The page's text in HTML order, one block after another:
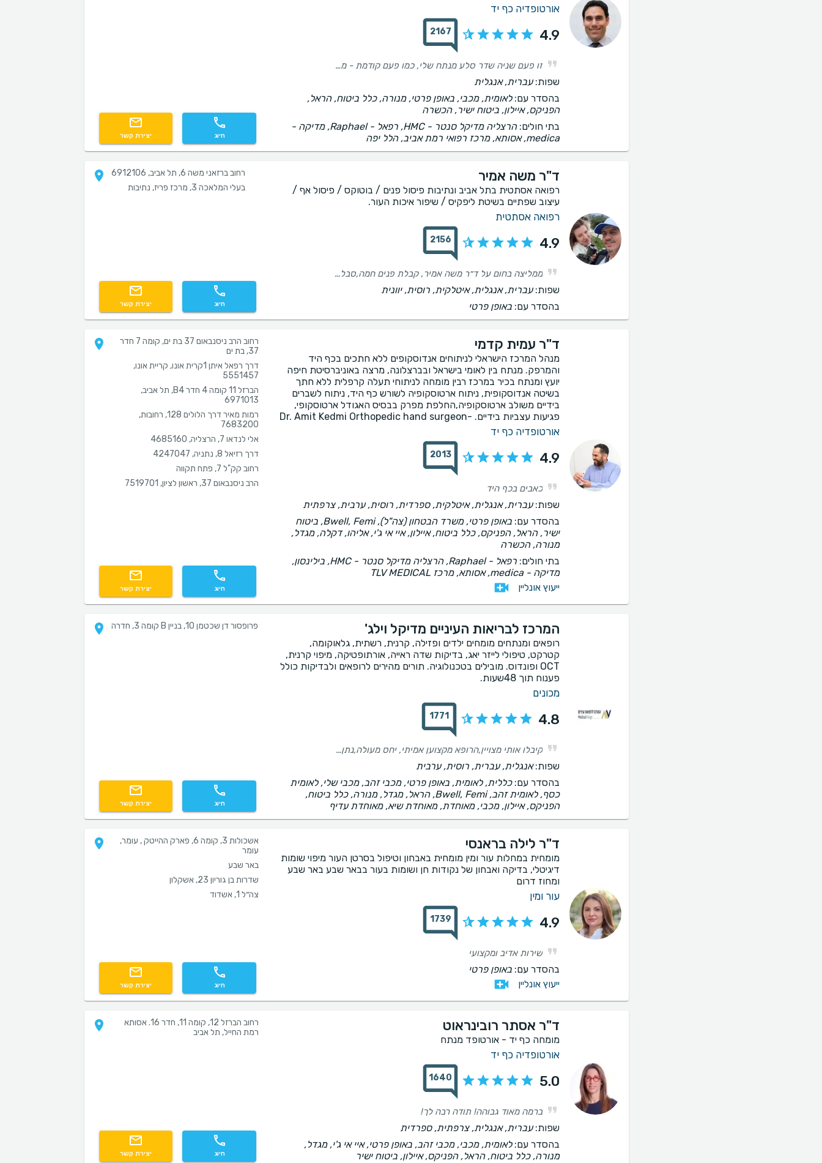
אורטופדיה כף יד
4.9
2167
זו פעם שניה שדר סלע מנתח שלי, כמו פעם קודמת - מסביר הכל לפני, תו״כ כדי ואחרי, אדיב, סבלני הכי חשוב מקצועי! הכל נעשה ברוגע, ויחד עם זאת בלי עיכובים מיותרים ציק צ׳אק! ממליצה מאד ותודה על הכל
שפות:עברית, אנגלית
בהסדר עם:לאומית, מכבי, באופן פרטי, מנורה, כלל ביטוח, הראל,
הפניקס, איילון, ביטוח ישיר, הכשרה
בתי חולים:
הרצליה מדיקל סנטר - HMC, רפאל - Raphael, ‫מדיקה -
medica, אסותא, מרכז רפואי רמת אביב, הלל יפה
חיוג יצירת קשר
ד"ר משה אמיר
רפואה אסתטית בתל אביב ונתיבות פיסול פנים / בוטוקס / פיסול אף /
עיצוב שפתיים בשיטת ליפקיס / שיפור איכות העור.
רפואה אסתטית
4.9
2156
ממליצה בחום על ד״ר משה אמיר, קבלת פנים חמה,סבלני ועולה מעל כל ציפייה, עבודה הכי מדויקת וברמה הכי גבוה שיצא לי לפגוש!
שפות:עברית, אנגלית, איטלקית, רוסית, יוונית
בהסדר עם: באופן פרטי
רחוב ברזאני משה 6, תל אביב, 6912106
בעלי המלאכה 3, מרכז פריז, נתיבות
חיוג יצירת קשר
ד"ר עמית קדמי
מנהל המרכז הישראלי לניתוחים אנדוסקופים ללא חתכים בכף היד
והמרפק. מנתח בין לאומי בישראל ובברצלונה, מרצה באוניברסיטת חיפה
יועץ ומנתח בכיר במרכז רבין מומחה לניתוחי תעלה קרפלית ללא חתך
בשיטה אנדוסקופית, ניתוח ארטוסקופיה לשורש כף היד, ניתוח לשברים
בידיים משולב ארטוסקופיה,החלפת מפרק בבסיס האגודל ארטוסקופי,
פגיעות עצביות בידיים. -Dr. Amit Kedmi Orthopedic hand surgeon
אורטופדיה כף יד
4.9
2013
כאבים בכף היד
שפות:עברית, אנגלית, איטלקית, ספרדית, רוסית, ערבית, צרפתית
בהסדר עם:
באופן פרטי, משרד הבטחון (צה"ל), Bwell, Femi, ביטוח
ישיר, הראל, הפניקס, כלל ביטוח, איילון, איי אי ג'י, אליהו, דקלה, מגדל,
מנורה, הכשרה
בתי חולים:
רפאל - Raphael, הרצליה מדיקל סנטר - HMC, בילינסון,
‫מדיקה - medica, אסותא, מרכז TLV MEDICAL
ייעוץ אונליין
רחוב הרב ניסנבאום 37 בת ים, קומה 7 חדר
37, בת ים
דרך רפאל איתן 1קרית אונו, קריית אונו,
5551457
הברזל 11 קומה 4 חדר B4, תל אביב,
6971013
רמות מאיר דרך הלולים 128, רחובות,
7683200
אלי לנדאו 7, הרצליה, 4685160
דרך רזיאל 8, נתניה, 4247047
רחוב קק"ל 7, פתח תקווה
הרב ניסנבאום 37, ראשון לציון, 7519701
חיוג יצירת קשר
המרכז לבריאות העיניים מדיקל וילג'
רופאים ומנתחים מומחים ילדים ופזילה, קרנית, רשתית, גלאוקומה,
קטרקט, טיפולי לייזר יאג, בדיקות שדה ראייה, אורתופטיקה, מיפוי קרנית,
OCT ופונדוס. מובילים בטכנולוגיה. תורים מהירים לרופאים ולבדיקות כולל
פענוח תוך 48שעות.
מכונים
4.8
1771
קיבלו אותי מצויין,הרופא מקצוען אמיתי, יחס מעולה,נתן לי תשובות מספקות ,על כל מה ששאלתי ,ויצאתי מאוד מרוצה .👌
שפות:אנגלית, עברית, רוסית, ערבית
בהסדר עם:כללית, לאומית, באופן פרטי, מכבי זהב, מכבי שלי, לאומית
כסף, לאומית זהב, Bwell, Femi, הראל, מגדל, מנורה, כלל ביטוח,
הפניקס, איילון, מכבי, מאוחדת, מאוחדת שיא, מאוחדת עדיף
פרופסור דן שכטמן 10, בניין B קומה 3, חדרה
חיוג יצירת קשר
ד"ר לילה בראנסי
מומחית במחלות עור ומין מומחית באבחון וטיפול בסרטן העור מיפוי שומות
דיגיטלי, בדיקה ואבחון של נקודות חן ושומות בעור בבאר שבע באר שבע
ומחוז דרום
עור ומין
4.9
1739
שירות אדיב ומקצועי
בהסדר עם: באופן פרטי
ייעוץ אונליין
אשכולות 3, קומה 6, פארק ההייטק , עומר,
עומר
באר שבע
שדרות בן גוריון 23, אשקלון
צה״ל 1, אשדוד
חיוג יצירת קשר
ד"ר אסתר רובינראוט
מומחה כף יד - אורטופד מנתח
אורטופדיה כף יד
5.0
1640
ברמה מאוד גבוהה! תודה רבה לך!
שפות:עברית, אנגלית, צרפתית, ספרדית
בהסדר עם:לאומית, מכבי, מכבי זהב, באופן פרטי, איי אי ג'י, מגדל,
מנורה, כלל ביטוח, הראל, הפניקס, איילון, ביטוח ישיר
רחוב הברזל 12, קומה 11, חדר 16. אסותא
רמת החייל, תל אביב
חיוג יצירת קשר